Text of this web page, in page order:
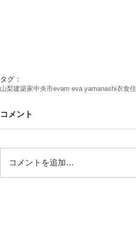
タグ：
山梨建築家中央市evam eva yamanashi衣食住
コメント
コメントを追加…